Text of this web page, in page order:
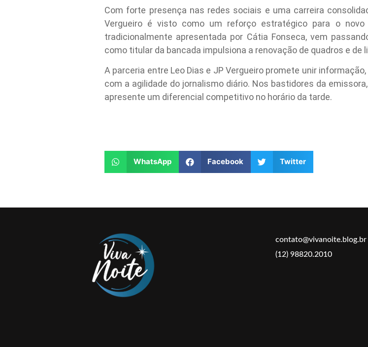
Com forte presença nas redes sociais e uma carreira
Vergueiro é visto como um reforço estratégico para o
tradicionalmente apresentada por Cátia Fonseca, vem
como titular da bancada impulsiona a renovação de quadros e de
A parceria entre Leo Dias e JP Vergueiro promete unir
com a agilidade do jornalismo diário. Nos bastidores da
apresente um diferencial competitivo no horário da tarde.
WhatsApp Facebook Twitter
contato@vivanoite.blog.br
(12) 98820.2010